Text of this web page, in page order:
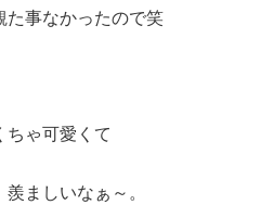
た事なかったので笑
ちゃ可愛くて
ましいなぁ～。